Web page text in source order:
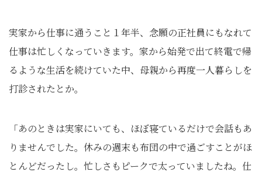
実家から仕事に通うこと１年半、念願の正社員にもなれて
仕事は忙しくなっていきます。家から始発で出て終電で帰
るような生活を続けていた中、母親から再度一人暮らしを
打診されたとか。
「あのときは実家にいても、ほぼ寝ているだけで会話もあ
りませんでした。休みの週末も布団の中で過ごすことがほ
とんどだったし。忙しさもピークで太っていましたね。仕